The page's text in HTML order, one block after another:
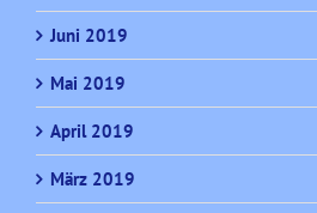
Juni 2019
Mai 2019
April 2019
März 2019